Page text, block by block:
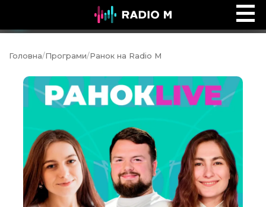
Сторінками Біблії
Головна/Програми/Ранок на Radio M